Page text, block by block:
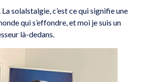
solalstalgie, c’est ce qui signifie une
qui s’effondre, et moi je suis un
là-dedans.